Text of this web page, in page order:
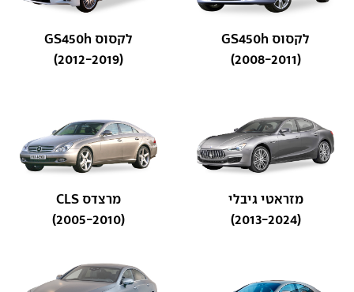
לקסוס GS450h
(2008-2011)
לקסוס GS450h
(2012-2019)
מזראטי גיבלי
(2013-2024)
מרצדס CLS
(2005-2010)